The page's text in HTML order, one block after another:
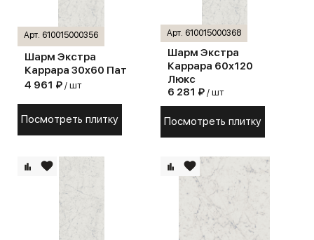
Арт. 610015000356
Шарм Экстра
Каррара 30х60 Пат
4 961 ₽ / шт
Посмотреть плитку
Арт. 610015000368
Шарм Экстра
Каррара 60х120
Люкс
6 281 ₽ / шт
Посмотреть плитку